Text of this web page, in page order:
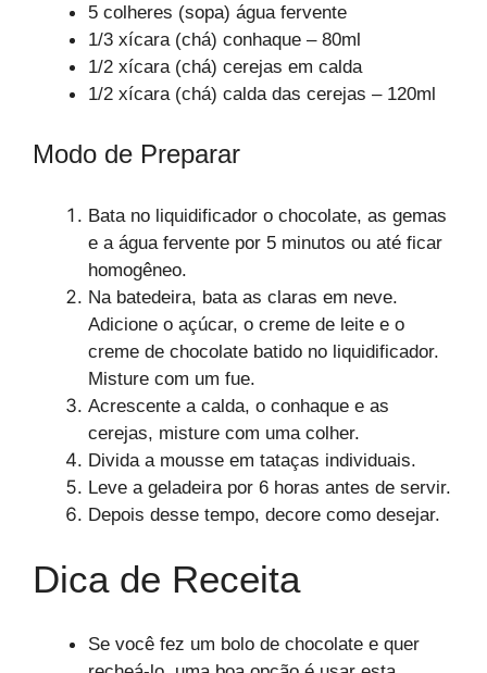
5 colheres (sopa) água fervente
1/3 xícara (chá) conhaque – 80ml
1/2 xícara (chá) cerejas em calda
1/2 xícara (chá) calda das cerejas – 120ml
Modo de Preparar
Bata no liquidificador o chocolate, as gemas
e a água fervente por 5 minutos ou até ficar
homogêneo.
Na batedeira, bata as claras em neve.
Adicione o açúcar, o creme de leite e o
creme de chocolate batido no liquidificador.
Misture com um fue.
Acrescente a calda, o conhaque e as
cerejas, misture com uma colher.
Divida a mousse em tataças individuais.
Leve a geladeira por 6 horas antes de servir.
Depois desse tempo, decore como desejar.
Dica de Receita
Se você fez um bolo de chocolate e quer